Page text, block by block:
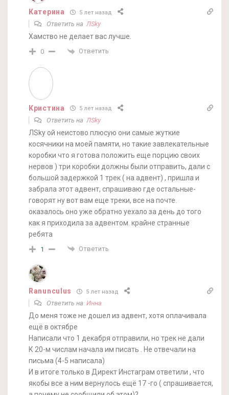
Катерина 5 лет назад
Ответить наЛSky
Хамство не делает вас лучше.
0 Ответить
Кристина 5 лет назад
Ответить на ЛSky
ЛSky ой неистово плюсую они самые жуткие
косячники на моей памяти, но такие завлекательные
коробки что я готова положить еще порцию своих
нервов ) три коробки должны были отправить, дали с
большой задержкой 1 трек ( на адвент) , пришла и
забрала этот адвент, спрашиваю где остальные-
говорят ну вот вам еще треки, все на почте.
оказалось оно уже обратно уехало за день до того
как я приходила за адвентом. крайне странные
ребята
1 Ответить
Ranunculus 5 лет назад
Ответить на Инна
До меня тоже не дошел из адвент, хотя оплачивала
ещё в октябре
Написали что 1 декабря отправили, но трек не дали
К 20-м числам начала им писать . Не отвечали на
письма (4-5 написала)
И в итоге только в Директ Инстаграм ответили , что
якобы все а ним вернулось ещё 17 -го ( спрашивается,